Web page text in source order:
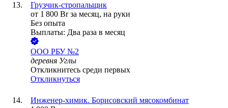
Грузчик-стропальщик
от 1 800 Br за месяц, на руки
Без опыта
Выплаты: Два раза в месяц
ООО РБУ №2
деревня Углы
Откликнитесь среди первых
Откликнуться
Инженер-химик. Борисовский мясокомбинат